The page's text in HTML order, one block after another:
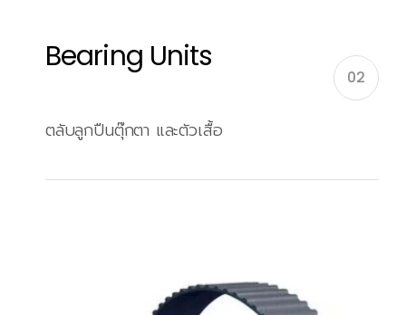
Bearing Units
02
ตลับลูกปืนตุ๊กตา และตัวเสื้อ